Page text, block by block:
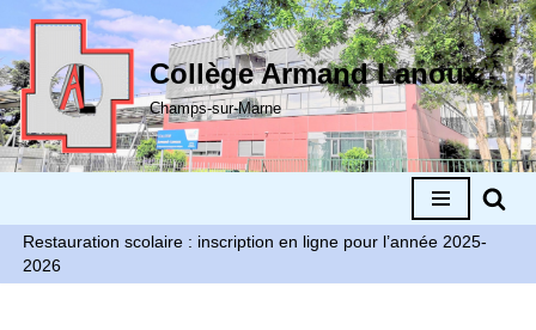
Aller
au
contenu
Collège Armand Lanoux
Champs-sur-Marne
Restauration scolaire : inscription en ligne pour l’année 2025-
2026